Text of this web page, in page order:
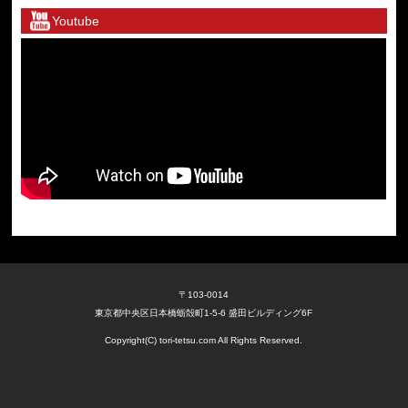
Youtube
〒103-0014
東京都中央区日本橋蛎殻町1-5-6 盛田ビルディング6F
Copyright(C) tori-tetsu.com All Rights Reserved.